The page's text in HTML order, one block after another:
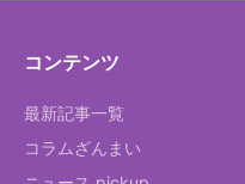
コンテンツ
最新記事一覧
コラムざんまい